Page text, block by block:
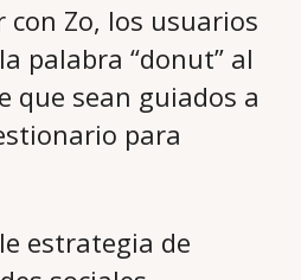
Zo, los usuarios
palabra “donut” al
que sean guiados a
para
estrategia de